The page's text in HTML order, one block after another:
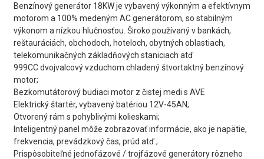
Benzínový generátor 18KW je vybavený výkonným a efektívnym
motorom a 100% medeným AC generátorom, so stabilným
výkonom a nízkou hlučnosťou. Široko používaný v bankách,
reštauráciách, obchodoch, hoteloch, obytných oblastiach,
telekomunikačných základňových staniciach atď
999CC dvojvalcový vzduchom chladený štvortaktný benzínový
motor;
Bezkomutátorový budiaci motor z čistej medi s AVE
Elektrický štartér, vybavený batériou 12V-45AN;
Otvorený rám s pohyblivými kolieskami;
Inteligentný panel môže zobrazovať informácie, ako je napätie,
frekvencia, prevádzkový čas, prúd atď.;
Prispôsobiteľné jednofázové / trojfázové generátory rôzneho